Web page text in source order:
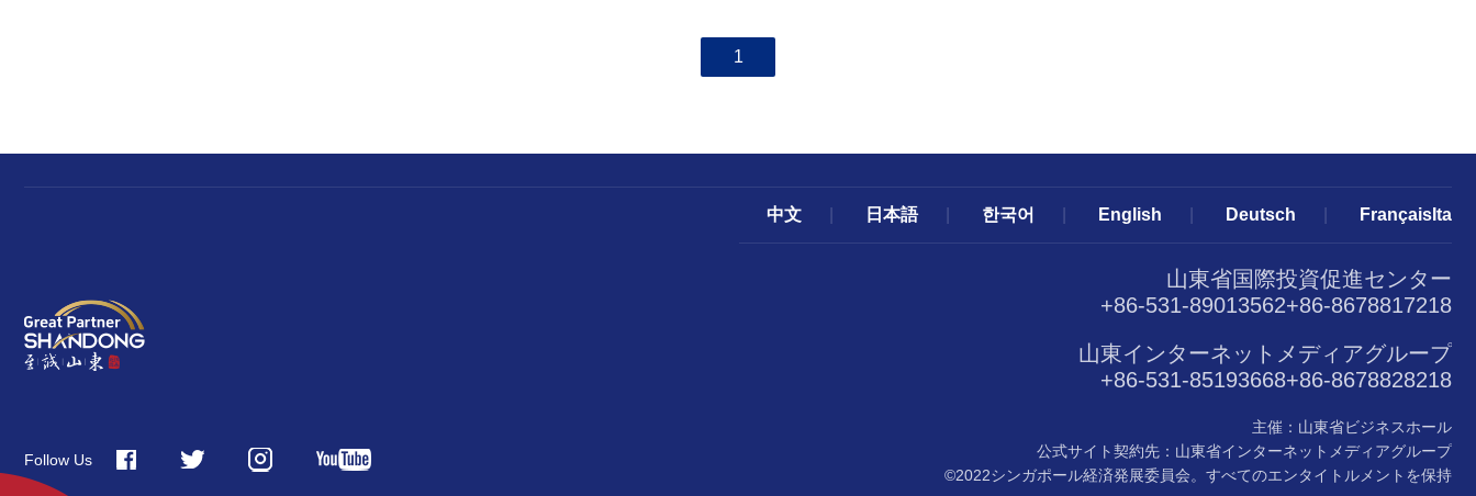
1
中文 日本語 한국어 English Deutsch FrançaisIta
Follow Us
山東省国際投資促進センター
+86-531-89013562+86-8678817218
山東インターネットメディアグループ
+86-531-85193668+86-8678828218
主催：山東省ビジネスホール
公式サイト契約先：山東省インターネットメディアグループ
©2022シンガポール経済発展委員会。すべてのエンタイトルメントを保持